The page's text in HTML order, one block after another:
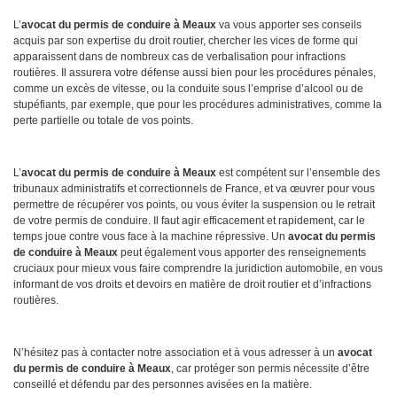
L’avocat du permis de conduire à Meaux va vous apporter ses conseils
acquis par son expertise du droit routier, chercher les vices de forme qui
apparaissent dans de nombreux cas de verbalisation pour infractions
routières. Il assurera votre défense aussi bien pour les procédures pénales,
comme un excès de vitesse, ou la conduite sous l’emprise d’alcool ou de
stupéfiants, par exemple, que pour les procédures administratives, comme la
perte partielle ou totale de vos points.
L’avocat du permis de conduire à Meaux est compétent sur l’ensemble des
tribunaux administratifs et correctionnels de France, et va œuvrer pour vous
permettre de récupérer vos points, ou vous éviter la suspension ou le retrait
de votre permis de conduire. Il faut agir efficacement et rapidement, car le
temps joue contre vous face à la machine répressive. Un avocat du permis
de conduire à Meaux peut également vous apporter des renseignements
cruciaux pour mieux vous faire comprendre la juridiction automobile, en vous
informant de vos droits et devoirs en matière de droit routier et d’infractions
routières.
N’hésitez pas à contacter notre association et à vous adresser à un avocat
du permis de conduire à Meaux, car protéger son permis nécessite d’être
conseillé et défendu par des personnes avisées en la matière.